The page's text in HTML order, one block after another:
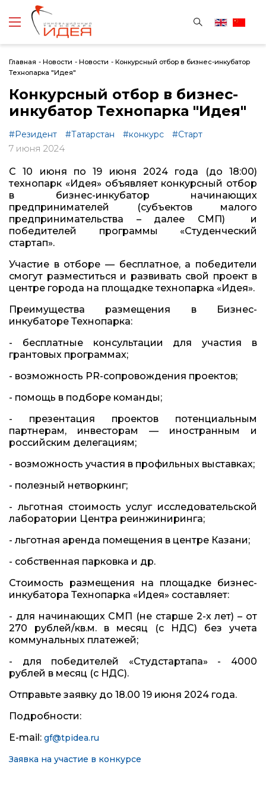
Главная - Новости - Новости - Конкурсный отбор в бизнес-инкубатор
Технопарка "Идея"
Конкурсный отбор в бизнес-
инкубатор Технопарка "Идея"
#Резидент #Татарстан #конкурс #Старт
7 июня 2024
С 10 июня по 19 июня 2024 года (до 18:00)
технопарк «Идея» объявляет конкурсный отбор
в бизнес-инкубатор начинающих
предпринимателей (субъектов малого
предпринимательства – далее СМП) и
победителей программы «Студенческий
стартап».
Участие в отборе — бесплатное, а победители
смогут разместиться и развивать свой проект в
центре города на площадке технопарка «Идея».
Преимущества размещения в Бизнес-
инкубаторе Технопарка:
- бесплатные консультации для участия в
грантовых программах;
- возможность PR-сопровождения проектов;
- помощь в подборе команды;
- презентация проектов потенциальным
партнерам, инвесторам — иностранным и
российским делегациям;
- возможность участия в профильных выставках;
- полезный нетворкинг;
- льготная стоимость услуг исследовательской
лаборатории Центра реинжиниринга;
- льготная аренда помещения в центре Казани;
- собственная парковка и др.
Стоимость размещения на площадке бизнес-
инкубатора Технопарка «Идея» составляет:
- для начинающих СМП (не старше 2-х лет) – от
270 рублей/кв.м. в месяц (с НДС) без учета
коммунальных платежей;
- для победителей «Студстартапа» - 4000
рублей в месяц (с НДС).
Отправьте заявку до 18.00 19 июня 2024 года.
Подробности:
E-mail: gf@tpidea.ru
Заявка на участие в конкурсе